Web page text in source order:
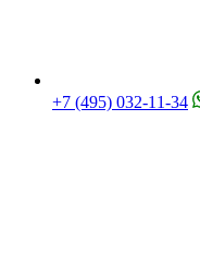
+7 (495) 032-11-34